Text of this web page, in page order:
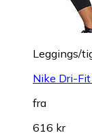
Leggings/
Nike Dri-
fra
616 kr